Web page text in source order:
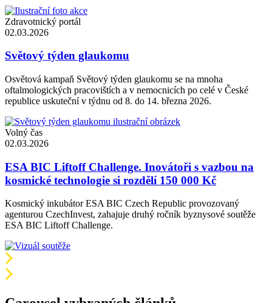
Zdravotnický portál
02.03.2026
Světový týden glaukomu
Osvětová kampaň Světový týden glaukomu se na mnoha
oftalmologických pracovištích a v nemocnicích po celé v České
republice uskuteční v týdnu od 8. do 14. března 2026.
Volný čas
02.03.2026
ESA BIC Liftoff Challenge. Inovátoři s vazbou na
kosmické technologie si rozdělí 150 000 Kč
Kosmický inkubátor ESA BIC Czech Republic provozovaný
agenturou CzechInvest, zahajuje druhý ročník byznysové soutěže
ESA BIC Liftoff Challenge.